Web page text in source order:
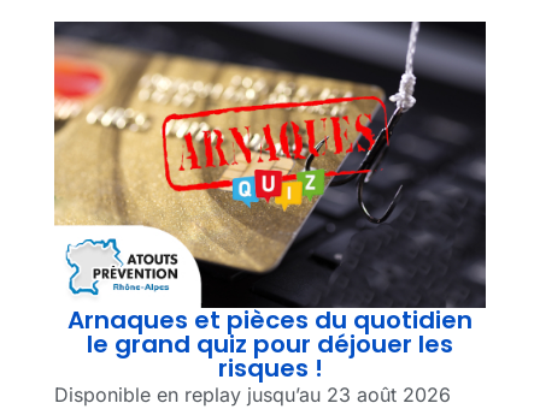
Arnaques et pièces du quotidien
le grand quiz pour déjouer les
risques !
Disponible en replay jusqu’au 23 août 2026